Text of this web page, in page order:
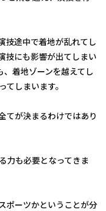
技途中で着地が乱れてし
技にも影響が出てしまい
、着地ゾーンを越えてし
しまいます。
てが決まるわけではあり
力も必要となってきま
ポーツかということが分